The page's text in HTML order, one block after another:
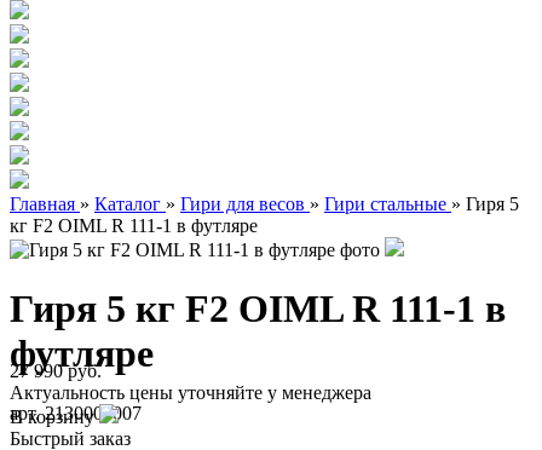
Главная » Каталог » Гири для весов » Гири стальные » Гиря 5
кг F2 OIML R 111-1 в футляре
Гиря 5 кг F2 OIML R 111-1 в
футляре
арт. 2130000007
27 990 руб.
Актуальность цены уточняйте у менеджера
В корзину
Быстрый заказ